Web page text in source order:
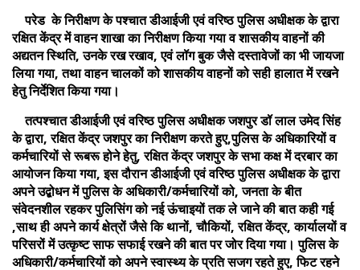
परेड के निरीक्षण के पश्चात डीआईजी एवं वरिष्ठ पुलिस अधीक्षक के द्वारा
रक्षित केंद्र में वाहन शाखा का निरीक्षण किया गया व शासकीय वाहनों की
अद्यतन स्थिति, उनके रख रखाव, एवं लॉग बुक जैसे दस्तावेजों का भी जायजा
लिया गया, तथा वाहन चालकों को शासकीय वाहनों को सही हालात में रखने
हेतु निर्देशित किया गया।
तत्पश्चात डीआईजी एवं वरिष्ठ पुलिस अधीक्षक जशपुर डॉ लाल उमेद सिंह
के द्वारा, रक्षित केंद्र जशपुर का निरीक्षण करते हुए,पुलिस के अधिकारियों व
कर्मचारियों से रूबरू होने हेतु, रक्षित केंद्र जशपुर के सभा कक्ष में दरबार का
आयोजन किया गया, इस दौरान डीआईजी एवं वरिष्ठ पुलिस अधीक्षक के द्वारा
अपने उद्बोधन में पुलिस के अधिकारी/कर्मचारियों को, जनता के बीत
संवेदनशील रहकर पुलिसिंग को नई ऊंचाइयों तक ले जाने की बात कही गई
,साथ ही अपने कार्य क्षेत्रों जैसे कि थानों, चौकियों, रक्षित केंद्र, कार्यालयों व
परिसरों में उत्कृष्ट साफ सफाई रखने की बात पर जोर दिया गया। पुलिस के
अधिकारी/कर्मचारियों को अपने स्वास्थ्य के प्रति सजग रहते हुए, फिट रहने